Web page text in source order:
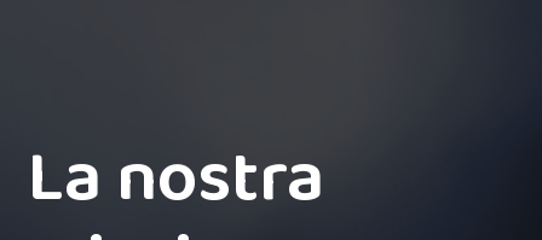
La nostra